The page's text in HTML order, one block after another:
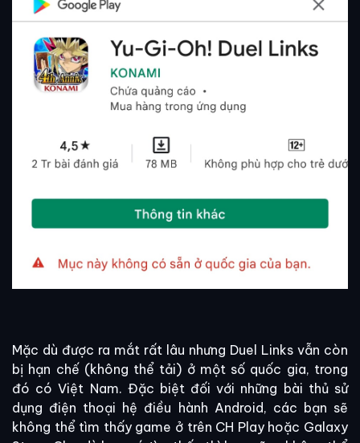
Mặc dù được ra mắt rất lâu nhưng Duel Links vẫn còn
bị hạn chế (không thể tải) ở một số quốc gia, trong
đó có Việt Nam. Đặc biệt đối với những bài thủ sử
dụng điện thoại hệ điều hành Android, các bạn sẽ
không thể tìm thấy game ở trên CH Play hoặc Galaxy